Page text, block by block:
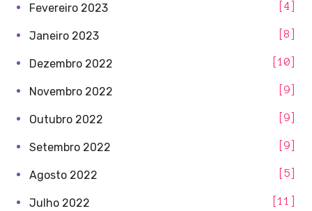
Fevereiro 2023 4
Janeiro 2023 8
Dezembro 2022 10
Novembro 2022 9
Outubro 2022 9
Setembro 2022 9
Agosto 2022 5
Julho 2022 11